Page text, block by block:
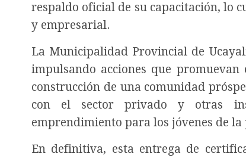
respaldo oficial de su capacitación, lo
y empresarial.
La Municipalidad Provincial de
impulsando acciones que
construcción de una comunidad
con el sector privado y otras
emprendimiento para los jóvenes de
En definitiva, esta entrega de